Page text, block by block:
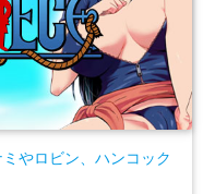
やロビン、ハンコック